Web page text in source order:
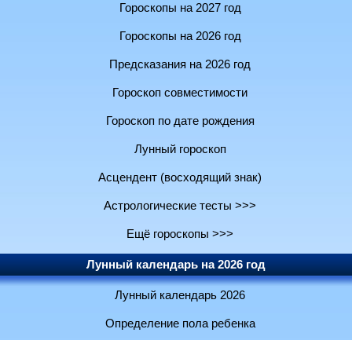
Гороскопы на 2027 год
Гороскопы на 2026 год
Предсказания на 2026 год
Гороскоп совместимости
Гороскоп по дате рождения
Лунный гороскоп
Асцендент (восходящий знак)
Астрологические тесты >>>
Ещё гороскопы >>>
Лунный календарь на 2026 год
Лунный календарь 2026
Определение пола ребенка